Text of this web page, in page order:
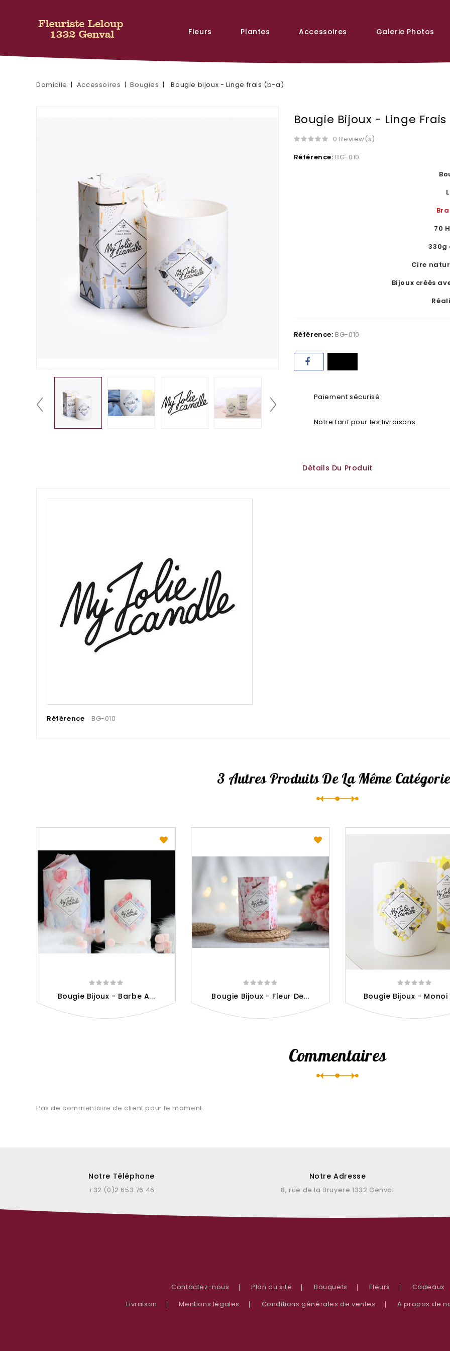
Fleurs Plantes Accessoires Galerie Photos
Domicile Accessoires Bougies Bougie bijoux - Linge frais (b-a)
Bougie Bijoux - Linge
0 Review(s)
Référence: BG-010
70
330g
Cire
Bijoux créés
Référence: BG-010
Paiement sécurisé
Notre tarif pour les livraisons
Détails Du Produit
Référence BG-010
3 Autres Produits De La Même
Bougie Bijoux - Barbe A... Bougie Bijoux - Fleur De... Bougie Bijoux - Monoi
Commentaires
Pas de commentaire de client pour le moment
Notre Téléphone
+32 (0)2 653 76 46
Notre Adresse
8, rue de la Bruyere 1332 Genval
Contactez-nous Plan du site Bouquets Fleurs
Cadeaux
Livraison
Mentions légales Conditions générales de ventes A propos de